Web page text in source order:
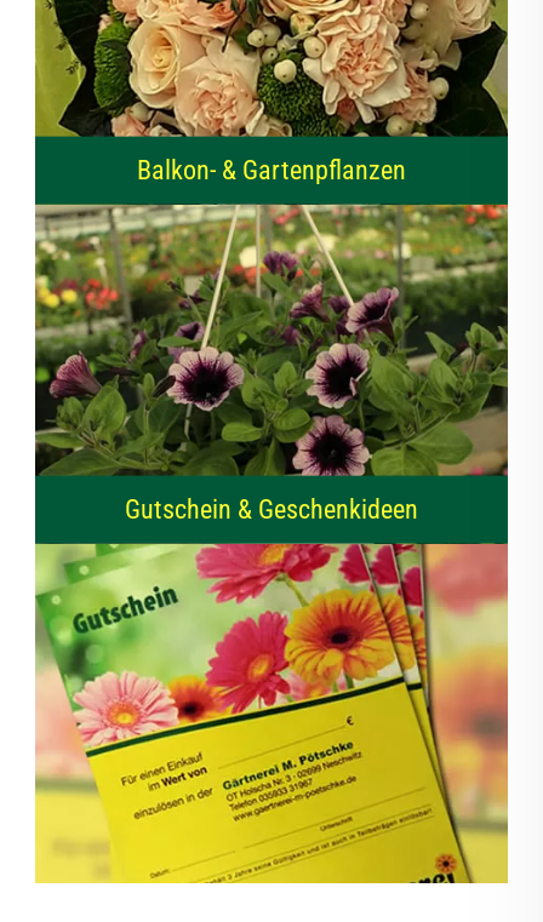
Balkon- & Gartenpflanzen
Gutschein & Geschenkideen